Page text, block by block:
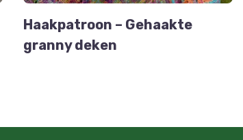
Haakpatroon – Gehaakte
granny deken